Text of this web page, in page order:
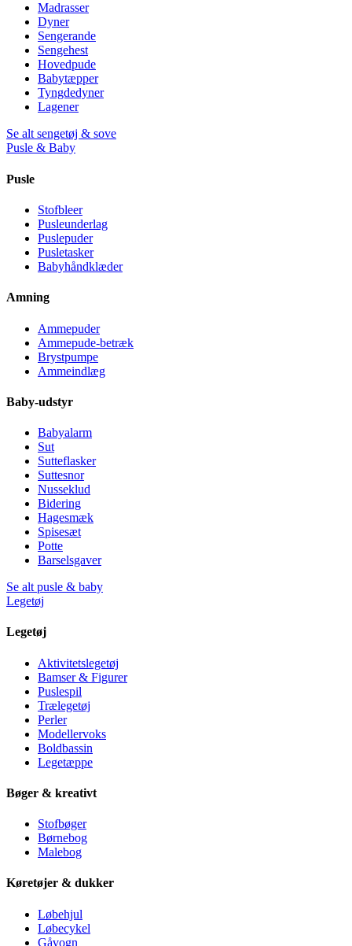
Madrasser
Dyner
Sengerande
Sengehest
Hovedpude
Babytæpper
Tyngdedyner
Lagener
Se alt sengetøj & sove
Pusle & Baby
Pusle
Stofbleer
Pusleunderlag
Puslepuder
Pusletasker
Babyhåndklæder
Amning
Ammepuder
Ammepude-betræk
Brystpumpe
Ammeindlæg
Baby-udstyr
Babyalarm
Sut
Sutteflasker
Suttesnor
Nusseklud
Bidering
Hagesmæk
Spisesæt
Potte
Barselsgaver
Se alt pusle & baby
Legetøj
Legetøj
Aktivitetslegetøj
Bamser & Figurer
Puslespil
Trælegetøj
Perler
Modellervoks
Boldbassin
Legetæppe
Bøger & kreativt
Stofbøger
Børnebog
Malebog
Køretøjer & dukker
Løbehjul
Løbecykel
Gåvogn